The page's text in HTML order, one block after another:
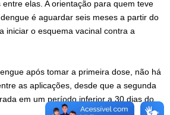
elas. A orientação para quem teve
é aguardar seis meses a partir do
iniciar o esquema vacinal contra a
após tomar a primeira dose, não há
as aplicações, desde que a segunda
em um período inferior a 30 dias do